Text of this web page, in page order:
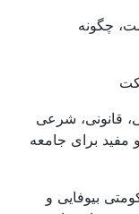
چگونه
قانونی، شرعی
مفید برای جامعه
بیوفایی و